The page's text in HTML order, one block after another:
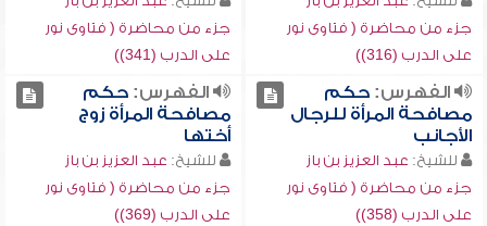
جزء من محاضرة ( فتاوى نور
على الدرب (316))
جزء من محاضرة ( فتاوى نور
على الدرب (341))
الفهرس:حكم
مصافحة المرأة للرجال
الأجانب
للشيخ: عبد العزيز بن باز
جزء من محاضرة ( فتاوى نور
على الدرب (358))
الفهرس:حكم
مصافحة المرأة زوج
أختها
للشيخ: عبد العزيز بن باز
جزء من محاضرة ( فتاوى نور
على الدرب (369))